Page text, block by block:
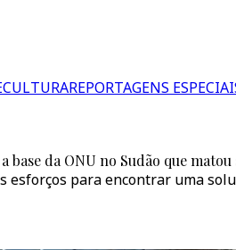
CULTURAREPORTAGENS
base da ONU no Sudão que matou
esforços para encontrar uma